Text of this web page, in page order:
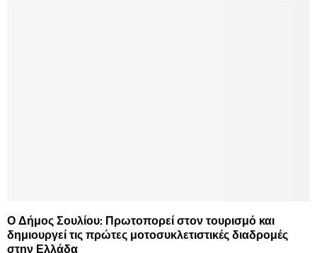
Ο Δήμος Σουλίου: Πρωτοπορεί στον τουρισμό και
δημιουργεί τις πρώτες μοτοσυκλετιστικές διαδρομές
στην Ελλάδα